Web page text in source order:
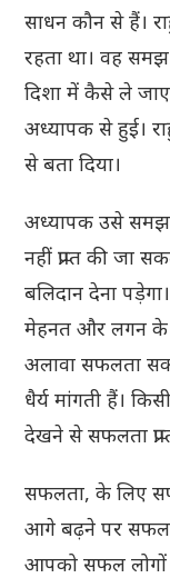
साधन कौन से हैं।
रहता था। वह
दिशा में कैसे ले
अध्यापक से हुई।
से बता दिया।
अध्यापक उसे
नहीं प्राप्त की जा
बलिदान देना
मेहनत और लगन के
अलावा सफलता
धैर्य मांगती हैं।
देखने से सफलता
सफलता, के लिए
आगे बढ़ने पर
आपको सफल लोगों